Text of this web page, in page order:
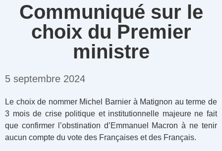
Communiqué sur le
choix du Premier
ministre
5 septembre 2024
Le choix de nommer Michel Barnier à Matignon au terme de
3 mois de crise politique et institutionnelle majeure ne fait
que confirmer l’obstination d’Emmanuel Macron à ne tenir
aucun compte du vote des Françaises et des Français.